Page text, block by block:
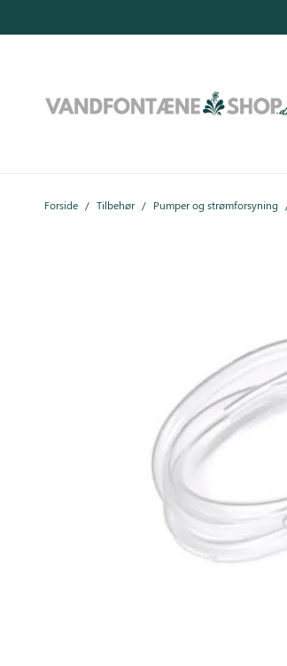
Forside / Tilbehør / Pumper og strømforsyning
Indendørs vandfontæner